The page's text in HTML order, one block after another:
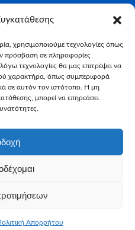
χρησιμοποιούμε τεχνολογίες όπως
πρόσβαση σε πληροφορίες
τεχνολογίες θα μας επιτρέψει να
χαρακτήρα, όπως συμπεριφορά
σε αυτόν τον ιστότοπο. Η μη
μπορεί να επηρεάσει
Απορρήτου
Reserved